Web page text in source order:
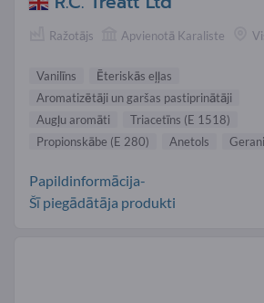
Ražotājs Apvienotā Karaliste
Vanilīns
Ēteriskās eļļas
Aromatizētāji un garšas pastiprinātāji
Augļu aromāti
Triacetīns (E 1518)
Propionskābe (E 280)
Anetols
Papildinformācija-
Šī piegādātāja produkti